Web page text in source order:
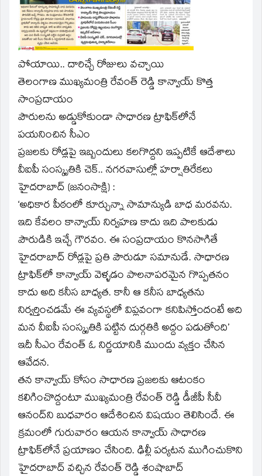
పోయాయి.. దారిచ్చే రోజులు వచ్చాయి
తెలంగాణ ముఖ్యమంత్రి రేవంత్ రెడ్డి కాన్వాయ్ కొత్త
సాంప్రదాయం
పౌరులను అడ్డుకోకుండా సాధారణ ట్రాఫిక్‌లోనే
పయనించిన సీఎం
ప్రజలకు రోడ్లపై ఇబ్బందులు కలగొద్దని ఇప్పటికే ఆదేశాలు
వీఐపీ సంస్కృతికి చెక్.. నగరవాసుల్లో హర్షాతిరేకలు
హైదరాబాద్ (జనంసాక్షి) :
‘అధికార పీఠంలో కూర్చున్నా సామాన్యుడి బాధ మరవను.
ఇది కేవలం కాన్వాయ్ నిర్వహణ కాదు ఇది పాలకుడు
పౌరుడికి ఇచ్చే గౌరవం. ఈ సంప్రదాయం కొనసాగితే
హైదరాబాద్ రోడ్లపై ప్రతి పౌరుడూ సమానుడే. సాధారణ
ట్రాఫిక్‌లో కాన్వాయ్ వెళ్ళడం పాలనాపరమైన గొప్పతనం
కాదు అది కనీస బాధ్యత. కానీ ఆ కనీస బాధ్యతను
నిర్వర్తించడమే ఈ వ్యవస్థలో విప్లవంగా కనిపిస్తోందంటే అది
మన వీఐపీ సంస్కృతికి పట్టిన దుర్గతికి అద్దం పడుతోంది’
ఇదీ సీఎం రేవంత్ ఓ నిర్ణయానికి ముందు వ్యక్తం చేసిన
ఆవేదన.
తన కాన్వాయ్ కోసం సాధారణ ప్రజలకు ఆటంకం
కలిగించొద్దంటూ ముఖ్యమంత్రి రేవంత్ రెడ్డి డీజీపీ సీవీ
ఆనంద్‌ని బుధవారం ఆదేశించిన విషయం తెలిసిందే. ఈ
క్రమంలో గురువారం ఆయన కాన్వాయ్ సాధారణ
ట్రాఫిక్‌లోనే ప్రయాణం చేసింది. ఢిల్లీ పర్యటన ముగించుకొని
హైదరాబాద్ వచ్చిన రేవంత్ రెడ్డి శంషాబాద్